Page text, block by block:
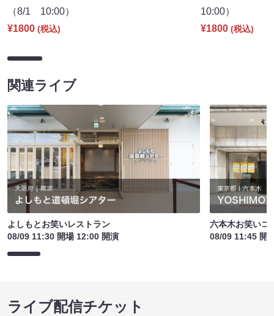
（8/1 10:00）
¥1800 (税込)
10:00）
¥1800 (税込)
関連ライブ
よしもとお笑いレストラン
08/09 11:30 開場 12:00 開演
六本木お笑いコ
08/09 11:45 開
ライブ配信チケット